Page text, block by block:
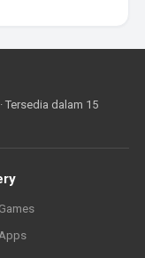
Tersedia dalam 15